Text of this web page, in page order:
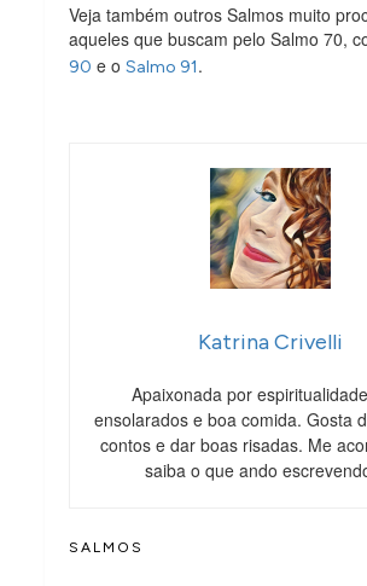
Veja também outros Salmos muito
aqueles que buscam pelo Salmo 70,
90 e oSalmo 91.
Katrina Crivelli
Apaixonada por
ensolarados e boa comida. Gosta
contos e dar boas risadas. Me
saiba o que ando
SALMOS